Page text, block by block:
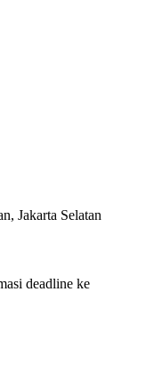
Jakarta Selatan
deadline ke